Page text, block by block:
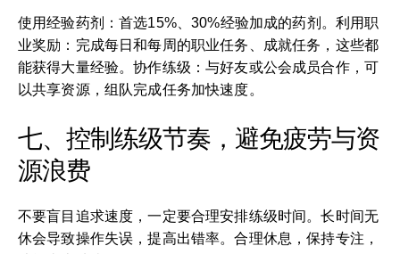
使用经验药剂：首选15%、30%经验加成的药剂。利用职
业奖励：完成每日和每周的职业任务、成就任务，这些都
能获得大量经验。协作练级：与好友或公会成员合作，可
以共享资源，组队完成任务加快速度。
七、控制练级节奏，避免疲劳与资
源浪费
不要盲目追求速度，一定要合理安排练级时间。长时间无
休会导致操作失误，提高出错率。合理休息，保持专注，